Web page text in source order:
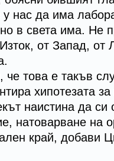
у нас да има
в света има. Не
от Запад, от
че това е такъв
хипотезата
наистина да
натоварване на
край, добави